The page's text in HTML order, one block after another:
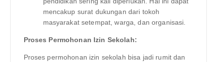
mencakup surat dukungan dari tokoh
masyarakat setempat, warga, dan organisasi.
Proses Permohonan Izin Sekolah:
Proses permohonan izin sekolah bisa jadi rumit dan